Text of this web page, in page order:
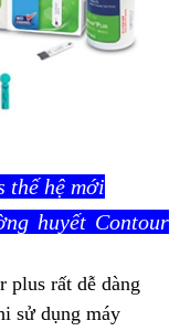
thế hệ mới
huyết Contour
plus rất dễ dàng
sử dụng máy